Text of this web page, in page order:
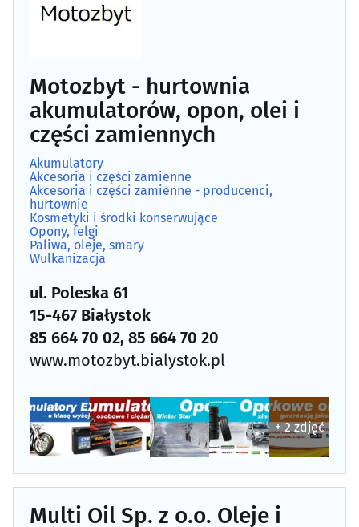
Taksometry, tachografy
Tłumiki, układy wydechowe
Tuning(6)
Wulkanizacja (33)
Motozbyt - hurtownia
akumulatorów, opon, olei i
części zamiennych
Akumulatory
Akcesoria i części zamienne
Akcesoria i części zamienne - producenci,
hurtownie
Kosmetyki i środki konserwujące
Opony, felgi
Paliwa, oleje, smary
Wulkanizacja
ul. Poleska 61
15-467 Białystok
85 664 70 02, 85 664 70 20
www.motozbyt.bialystok.pl
+ 2 zdjęć
Multi Oil Sp. z o.o. Oleje i